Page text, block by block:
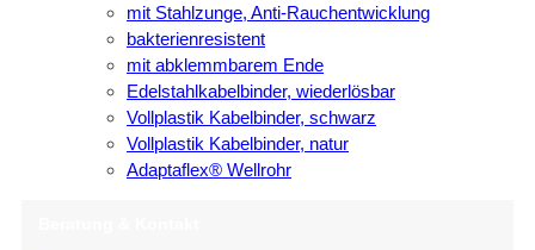
mit Stahlzunge, Anti-Rauchentwicklung
bakterienresistent
mit abklemmbarem Ende
Edelstahlkabelbinder, wiederlösbar
Vollplastik Kabelbinder, schwarz
Vollplastik Kabelbinder, natur
Adaptaflex® Wellrohr